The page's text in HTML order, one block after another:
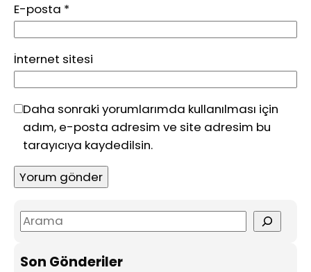
E-posta *
İnternet sitesi
Daha sonraki yorumlarımda kullanılması için
adım, e-posta adresim ve site adresim bu
tarayıcıya kaydedilsin.
S
e
a
Son Gönderiler